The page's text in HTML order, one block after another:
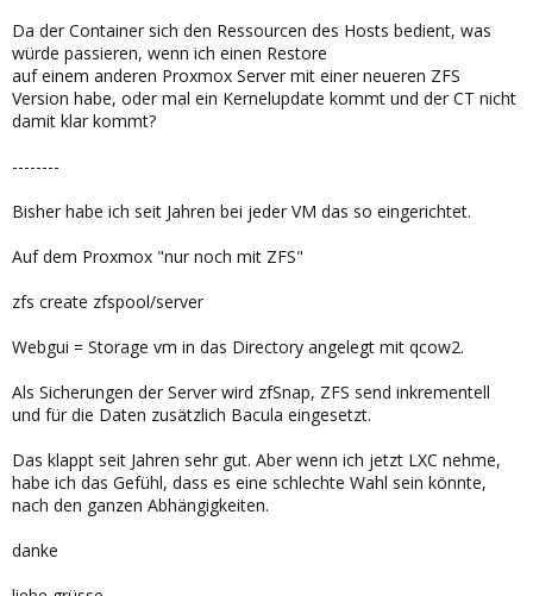
Da der Container sich den Ressourcen des Hosts bedient, was
würde passieren, wenn ich einen Restore
auf einem anderen Proxmox Server mit einer neueren ZFS
Version habe, oder mal ein Kernelupdate kommt und der CT nicht
damit klar kommt?
--------
Bisher habe ich seit Jahren bei jeder VM das so eingerichtet.
Auf dem Proxmox "nur noch mit ZFS"
zfs create zfspool/server
Webgui = Storage vm in das Directory angelegt mit qcow2.
Als Sicherungen der Server wird zfSnap, ZFS send inkrementell
und für die Daten zusätzlich Bacula eingesetzt.
Das klappt seit Jahren sehr gut. Aber wenn ich jetzt LXC nehme,
habe ich das Gefühl, dass es eine schlechte Wahl sein könnte,
nach den ganzen Abhängigkeiten.
danke